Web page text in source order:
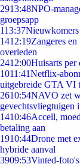
2913:48NPO-
groepsapp
113:37
1412:19Zangeres
overleden
2412:00Huisarts per
1011:41Netflix-
uitgebreide GTA VI
2610:54NAVO zet
gevechtsvliegtuigen
1410:46Accell,
betaling aan
1910:44Drone met
hybride aanval
3909:53Vinted-